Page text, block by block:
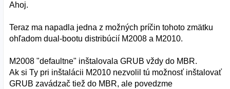
Ahoj.
Teraz ma napadla jedna z možných príčin tohoto zmätku
ohľadom dual-bootu distribúcií M2008 a M2010.
M2008 "defaultne" inštalovala GRUB vždy do MBR.
Ak si Ty pri inštalácii M2010 nezvolil tú možnosť inštalovať
GRUB zavádzač tiež do MBR, ale povedzme